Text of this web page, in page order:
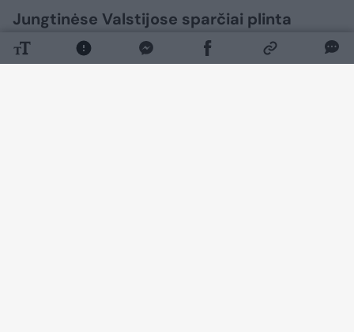
Jungtinėse Valstijose sparčiai plinta
ciklosporiozė – parazitinė liga, sukelianti
stiprų viduriavimą. Kai kuriems žmonėms